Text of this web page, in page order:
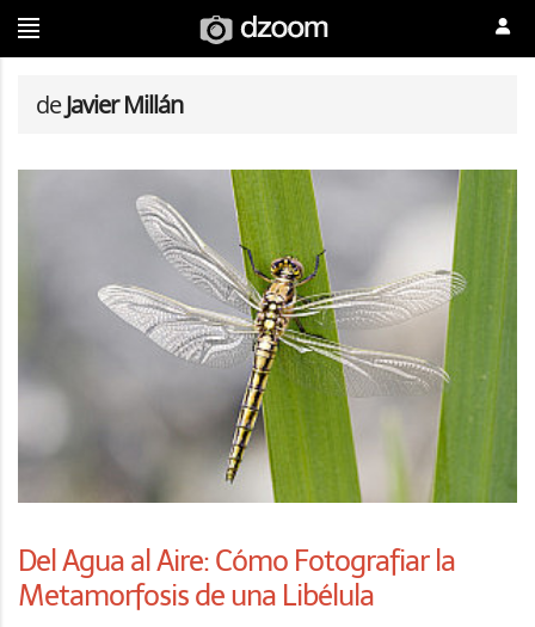
deJavier Millán
Del Agua al Aire: Cómo Fotografiar la
Metamorfosis de una Libélula